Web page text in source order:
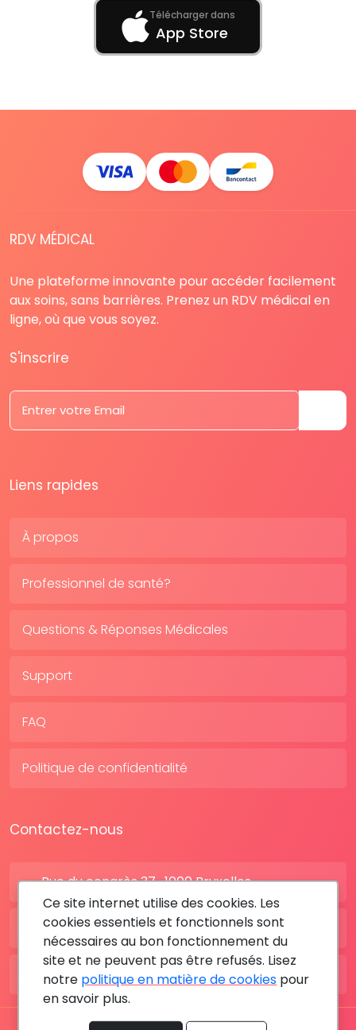
Télécharger dans
App Store
RDV MÉDICAL
Une plateforme innovante pour accéder facilement
aux soins, sans barrières. Prenez un RDV médical en
ligne, où que vous soyez.
S'inscrire
Liens rapides
À propos
Professionnel de santé?
Questions & Réponses Médicales
Support
FAQ
Politique de confidentialité
Contactez-nous
Rue du congrès 37 , 1000 Bruxelles
BE: +32 28080227
FR: +33 183642895
Ce site internet utilise des cookies. Les
cookies essentiels et fonctionnels sont
nécessaires au bon fonctionnement du
site et ne peuvent pas être refusés. Lisez
notre politique en matière de cookies pour
en savoir plus.